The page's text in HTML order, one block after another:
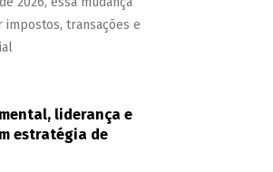
impostos, transações e
liderança e
estratégia de